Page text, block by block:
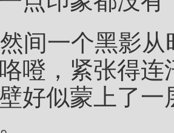
间一个黑影
噔，紧张得连
好似蒙上了一